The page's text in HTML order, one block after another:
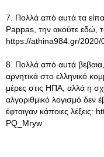
7. Πολλά από αυτά τα
Pappas, την ακούτε εδώ,
https://athina984.gr/
8. Πολλά από αυτά
αρνητικά στο ελληνικό
μέρες στις ΗΠΑ, αλλά η
αλγοριθμικό λογισμό δεν
έφταιγαν κάποιες
PQ_Mryw